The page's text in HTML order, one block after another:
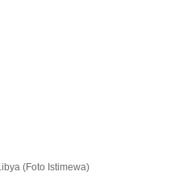
(Foto Istimewa)